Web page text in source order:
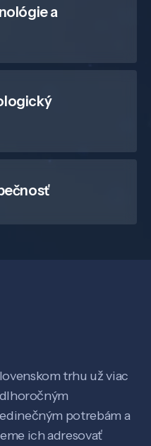
a
trhu už viac
potrebám a
ich adresovať